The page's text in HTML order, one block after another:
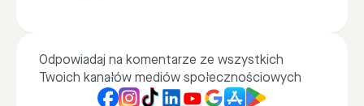
Odpowiadaj na komentarze ze wszystkich
Twoich kanałów mediów społecznościowych